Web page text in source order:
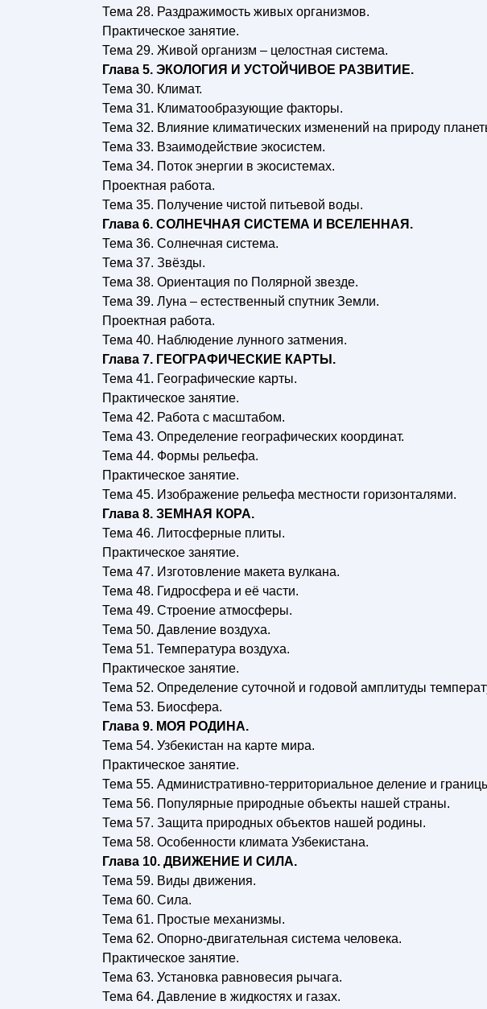
Тема 28. Раздражимость живых организмов.
Практическое занятие.
Тема 29. Живой организм – целостная система.
Глава 5. ЭКОЛОГИЯ И УСТОЙЧИВОЕ РАЗВИТИЕ.
Тема 30. Климат.
Тема 31. Климатообразующие факторы.
Тема 32. Влияние климатических изменений на природу
Тема 33. Взаимодействие экосистем.
Тема 34. Поток энергии в экосистемах.
Проектная работа.
Тема 35. Получение чистой питьевой воды.
Глава 6. СОЛНЕЧНАЯ СИСТЕМА И ВСЕЛЕННАЯ.
Тема 36. Солнечная система.
Тема 37. Звёзды.
Тема 38. Ориентация по Полярной звезде.
Тема 39. Луна – естественный спутник Земли.
Проектная работа.
Тема 40. Наблюдение лунного затмения.
Глава 7. ГЕОГРАФИЧЕСКИЕ КАРТЫ.
Тема 41. Географические карты.
Практическое занятие.
Тема 42. Работа с масштабом.
Тема 43. Определение географических координат.
Тема 44. Формы рельефа.
Практическое занятие.
Тема 45. Изображение рельефа местности горизонталями.
Глава 8. ЗЕМНАЯ КОРА.
Тема 46. Литосферные плиты.
Практическое занятие.
Тема 47. Изготовление макета вулкана.
Тема 48. Гидросфера и её части.
Тема 49. Строение атмосферы.
Тема 50. Давление воздуха.
Тема 51. Температура воздуха.
Практическое занятие.
Тема 52. Определение суточной и годовой амплитуды
Тема 53. Биосфера.
Глава 9. МОЯ РОДИНА.
Тема 54. Узбекистан на карте мира.
Практическое занятие.
Тема 55. Административно-территориальное деление и
Тема 56. Популярные природные объекты нашей страны.
Тема 57. Защита природных объектов нашей родины.
Тема 58. Особенности климата Узбекистана.
Глава 10. ДВИЖЕНИЕ И СИЛА.
Тема 59. Виды движения.
Тема 60. Сила.
Тема 61. Простые механизмы.
Тема 62. Опорно-двигательная система человека.
Практическое занятие.
Тема 63. Установка равновесия рычага.
Тема 64. Давление в жидкостях и газах.